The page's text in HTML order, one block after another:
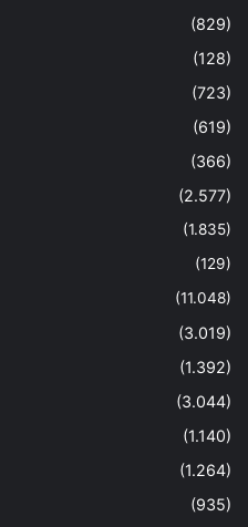
(829)
(128)
(723)
(619)
(366)
(2.577)
(1.835)
(129)
(11.048)
(3.019)
(1.392)
(3.044)
(1.140)
(1.264)
(935)